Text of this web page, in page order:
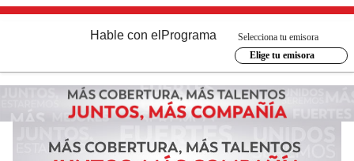
Hable con el Programa
Selecciona tu emisora
Elige tu emisora